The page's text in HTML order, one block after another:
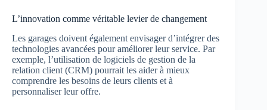
L’innovation comme véritable levier de changement
Les garages doivent également envisager d’intégrer des
technologies avancées pour améliorer leur service. Par
exemple, l’utilisation de logiciels de gestion de la
relation client (CRM) pourrait les aider à mieux
comprendre les besoins de leurs clients et à
personnaliser leur offre.